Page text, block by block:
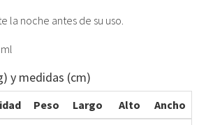
la noche antes de su uso.
y medidas (cm)
Peso Largo Alto
Ancho